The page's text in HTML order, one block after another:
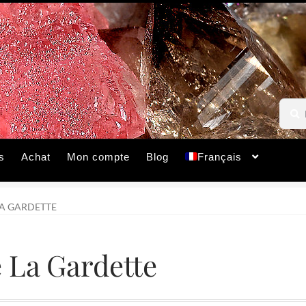
pour :
Achat Mon compte Blog Français
GARDETTE
Gardette